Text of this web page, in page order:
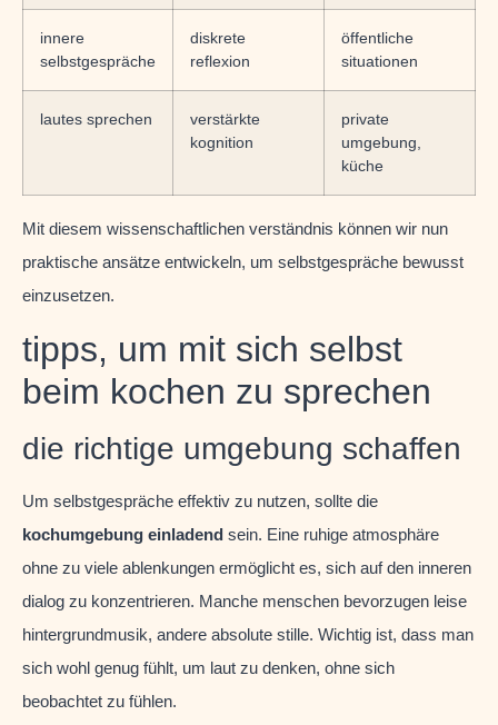
innere
selbstgespräche
diskrete
reflexion
öffentliche
situationen
lautes sprechen
verstärkte
kognition
private
umgebung,
küche
Mit diesem wissenschaftlichen verständnis können wir nun
praktische ansätze entwickeln, um selbstgespräche bewusst
einzusetzen.
tipps, um mit sich selbst
beim kochen zu sprechen
die richtige umgebung schaffen
Um selbstgespräche effektiv zu nutzen, sollte die
kochumgebung einladend sein. Eine ruhige atmosphäre
ohne zu viele ablenkungen ermöglicht es, sich auf den inneren
dialog zu konzentrieren. Manche menschen bevorzugen leise
hintergrundmusik, andere absolute stille. Wichtig ist, dass man
sich wohl genug fühlt, um laut zu denken, ohne sich
beobachtet zu fühlen.